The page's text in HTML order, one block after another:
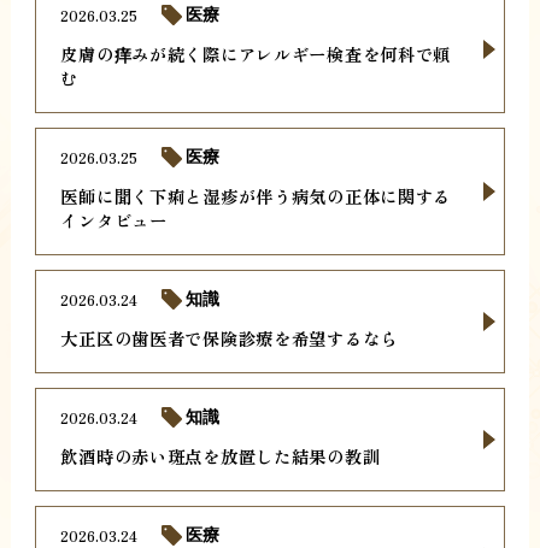
皮膚の痒みが続く際にアレルギー検査を何科で頼
む
2026.03.25 医療
医師に聞く下痢と湿疹が伴う病気の正体に関する
インタビュー
2026.03.25 医療
大正区の歯医者で保険診療を希望するなら
2026.03.24 知識
飲酒時の赤い斑点を放置した結果の教訓
2026.03.24 知識
2026.03.24 医療